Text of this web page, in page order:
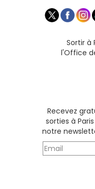
Sortir à
l'Office
Recevez
sorties à
notre